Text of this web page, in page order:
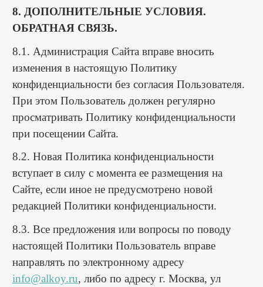
8. ДОПОЛНИТЕЛЬНЫЕ УСЛОВИЯ.
ОБРАТНАЯ СВЯЗЬ.
8.1. Администрация Сайта вправе вносить
изменения в настоящую Политику
конфиденциальности без согласия Пользователя.
При этом Пользователь должен регулярно
просматривать Политику конфиденциальности
при посещении Сайта.
8.2. Новая Политика конфиденциальности
вступает в силу с момента ее размещения на
Сайте, если иное не предусмотрено новой
редакцией Политики конфиденциальности.
8.3. Все предложения или вопросы по поводу
настоящей Политики Пользователь вправе
направлять по электронному адресу
info@alkoy.ru, либо по адресу г. Москва, ул